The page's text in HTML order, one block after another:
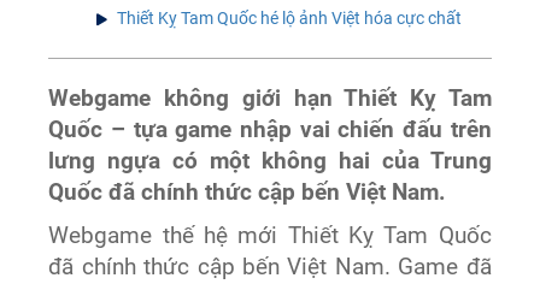
Thiết Kỵ Tam Quốc hé lộ ảnh Việt hóa cực chất
Webgame không giới hạn Thiết Kỵ Tam
Quốc – tựa game nhập vai chiến đấu trên
lưng ngựa có một không hai của Trung
Quốc đã chính thức cập bến Việt Nam.
Webgame thế hệ mới Thiết Kỵ Tam Quốc
đã chính thức cập bến Việt Nam. Game đã